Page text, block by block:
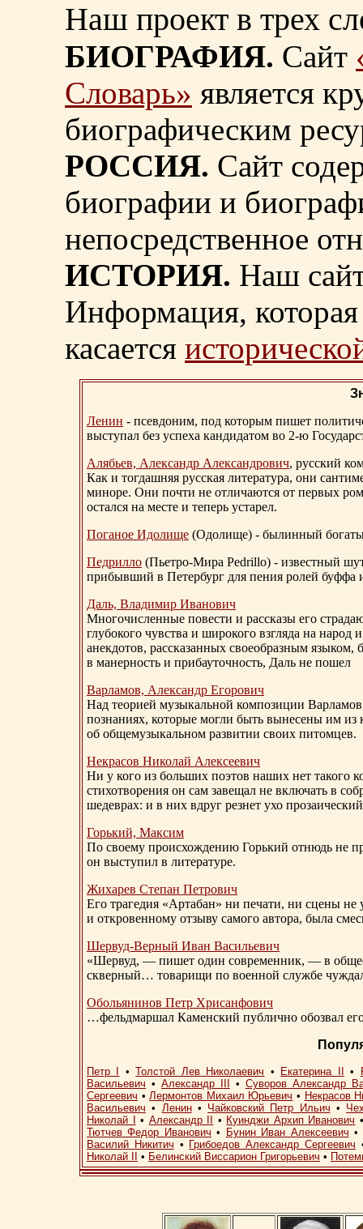
Наш проект в трех
БИОГРАФИЯ. Сайт
Словарь» является
биографическим
РОССИЯ. Сайт
биографии и
непосредственное
ИСТОРИЯ. Наш
Информация, которая
касается
Ленин - псевдоним, под которым пишет
выступал без успеха кандидатом во 2-ю
Алябьев, Александр Александрович, русский
Как и тогдашняя русская литература, они
миноре. Они почти не отличаются от первых
остался на месте и теперь устарел.
Поганое Идолище (Одолище) - былинный
Педрилло (Пьетро-Мира Pedrillo) - известный
прибывший в Петербург для пения ролей буффа
Даль, Владимир Иванович
Многочисленные повести и рассказы его
глубокого чувства и широкого взгляда на
анекдотов, рассказанных своеобразным
в манерность и прибауточность, Даль не пошел
Варламов, Александр Егорович
Над теорией музыкальной композиции
познаниях, которые могли быть вынесены им из
об общемузыкальном развитии своих питомцев.
Некрасов Николай Алексеевич
Ни у кого из больших поэтов наших нет такого
стихотворения он сам завещал не включать в
шедеврах: и в них вдруг резнет ухо
Горький, Максим
По своему происхождению Горький отнюдь не
он выступил в литературе.
Жихарев Степан Петрович
Его трагедия «Артабан» ни печати, ни сцены
и откровенному отзыву самого автора, была
Шервуд-Верный Иван Васильевич
«Шервуд, — пишет один современник, — в
скверный… товарищи по военной службе
Обольянинов Петр Хрисанфович
…фельдмаршал Каменский публично обозвал
Петр I •Толстой Лев Николаевич • Екатерина II •
Васильевич • Александр III • Суворов Александр
Сергеевич •Лермонтов Михаил Юрьевич • Некрасов
Васильевич • Ленин• Чайковский Петр Ильич •
Николай I
• Александр II • Куинджи Архип Иванович
Тютчев Федор Иванович • Бунин Иван Алексеевич •
Василий Никитич • Грибоедов Александр Сергеевич
Николай II
• Белинский Виссарион Григорьевич •